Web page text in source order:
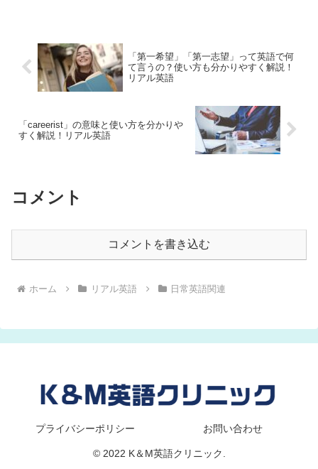
「第一希望」「第一志望」って英語で何
て言うの？使い方も分かりやすく解説！
リアル英語
「careerist」の意味と使い方を分かりや
すく解説！リアル英語
コメント
コメントを書き込む
ホーム リアル英語 日常英語関連
プライバシーポリシー お問い合わせ
© 2022 K＆M英語クリニック.